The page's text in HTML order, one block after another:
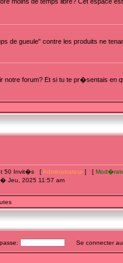
de gueule" contre les produits ne
forum? Et si tu te pr�sentais en
50 Invit�s [ Administrateur ] [
Jeu, 2025 11:57 am
Se connecter